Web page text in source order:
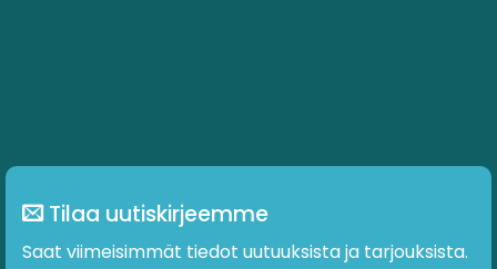
Tilaa uutiskirjeemme
Saat viimeisimmät tiedot uutuuksista ja tarjouksista.